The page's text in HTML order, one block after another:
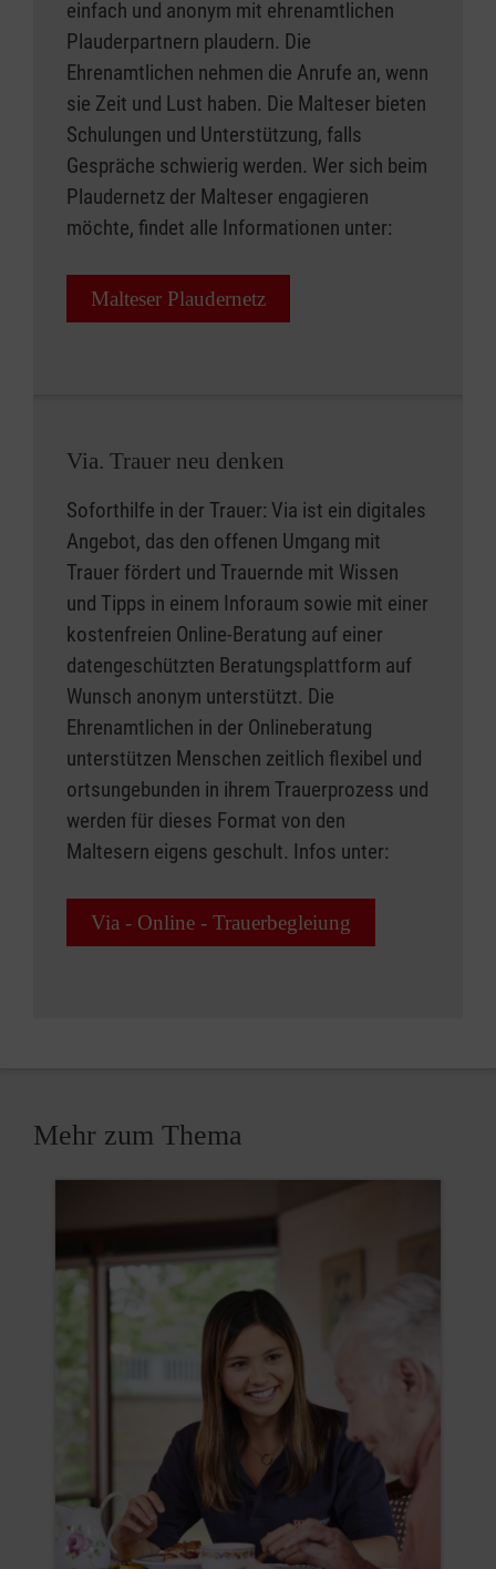
einfach und anonym mit ehrenamtlichen
Plauderpartnern plaudern. Die
Ehrenamtlichen nehmen die Anrufe an, wenn
sie Zeit und Lust haben. Die Malteser bieten
Schulungen und Unterstützung, falls
Gespräche schwierig werden. Wer sich beim
Plaudernetz der Malteser engagieren
möchte, findet alle Informationen unter:
Malteser Plaudernetz
Via. Trauer neu denken
Soforthilfe in der Trauer: Via ist ein digitales
Angebot, das den offenen Umgang mit
Trauer fördert und Trauernde mit Wissen
und Tipps in einem Inforaum sowie mit einer
kostenfreien Online-Beratung auf einer
datengeschützten Beratungsplattform auf
Wunsch anonym unterstützt. Die
Ehrenamtlichen in der Onlineberatung
unterstützen Menschen zeitlich flexibel und
ortsungebunden in ihrem Trauerprozess und
werden für dieses Format von den
Maltesern eigens geschult. Infos unter:
Via - Online - Trauerbegleiung
Mehr zum Thema